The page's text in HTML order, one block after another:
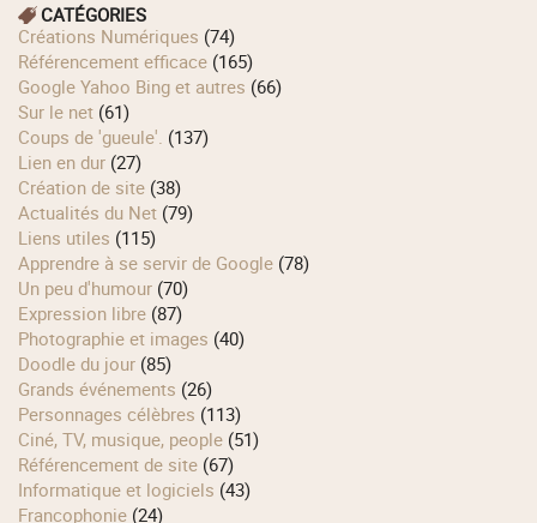
CATÉGORIES
Créations Numériques (74)
Référencement efficace (165)
Google Yahoo Bing et autres (66)
Sur le net (61)
Coups de 'gueule'. (137)
Lien en dur (27)
Création de site (38)
Actualités du Net (79)
Liens utiles (115)
Apprendre à se servir de Google (78)
Un peu d'humour (70)
Expression libre (87)
Photographie et images (40)
Doodle du jour (85)
Grands événements (26)
Personnages célèbres (113)
Ciné, TV, musique, people (51)
Référencement de site (67)
Informatique et logiciels (43)
Francophonie (24)